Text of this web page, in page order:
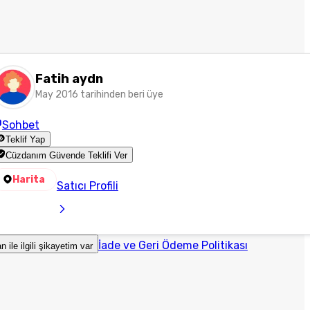
Fatih aydn
May 2016 tarihinden beri üye
Sohbet
Teklif Yap
Cüzdanım Güvende Teklifi Ver
Harita Satıcı Profili
ile ilgili şikayetim var İade ve Geri Ödeme Politikası